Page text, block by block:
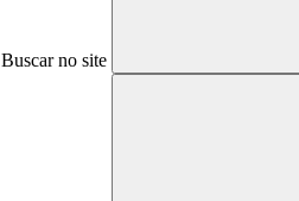
Buscar no site